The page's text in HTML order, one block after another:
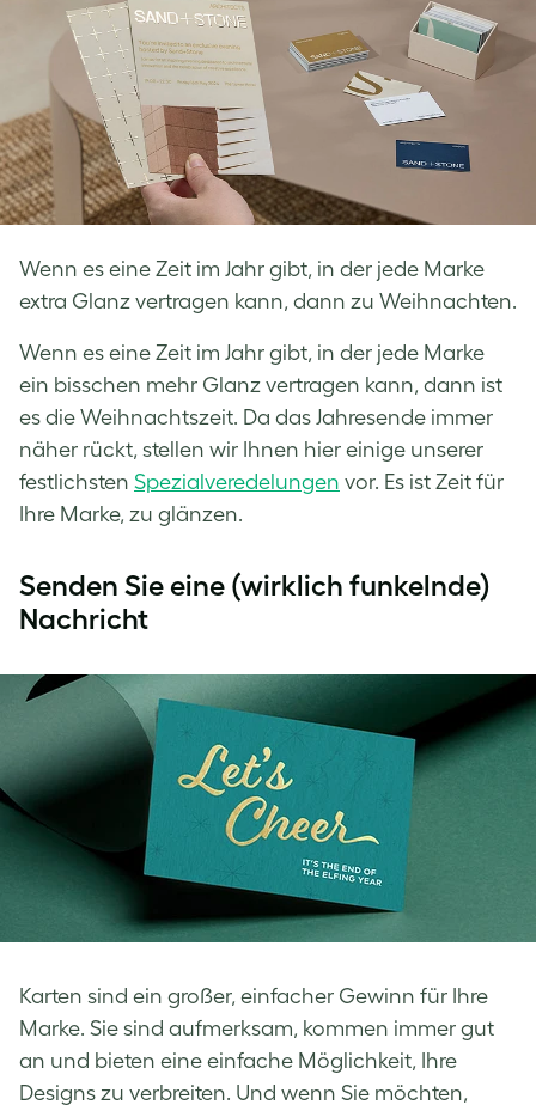
Wenn es eine Zeit im Jahr gibt, in der jede Marke
extra Glanz vertragen kann, dann zu Weihnachten.
Wenn es eine Zeit im Jahr gibt, in der jede Marke
ein bisschen mehr Glanz vertragen kann, dann ist
es die Weihnachtszeit. Da das Jahresende immer
näher rückt, stellen wir Ihnen hier einige unserer
festlichsten Spezialveredelungen vor. Es ist Zeit für
Ihre Marke, zu glänzen.
Senden Sie eine (wirklich funkelnde)
Nachricht
Karten sind ein großer, einfacher Gewinn für Ihre
Marke. Sie sind aufmerksam, kommen immer gut
an und bieten eine einfache Möglichkeit, Ihre
Designs zu verbreiten. Und wenn Sie möchten,